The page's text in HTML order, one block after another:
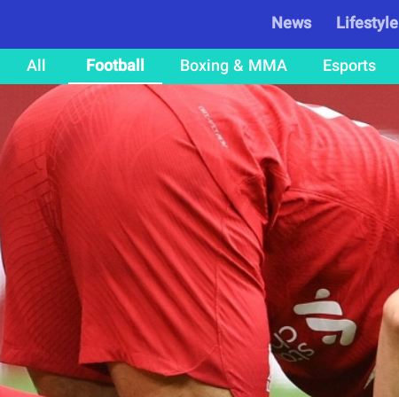
News Lifestyle
All
Football Boxing & MMA Esports